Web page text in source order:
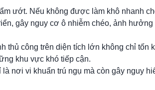
ướt. Nếu không được làm khô nhanh
gây nguy cơ ô nhiễm chéo, ảnh
công trên diện tích lớn không chỉ tốn
khu vực khó tiếp cận.
nơi vi khuẩn trú ngụ mà còn gây nguy